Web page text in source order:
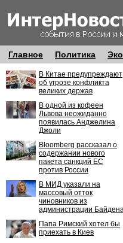
Главное Политика
В Китае предупреждают
об угрозе конфликта
великих держав
В одной из кофеен
Львова неожиданно
появилась Анджелина
Джоли
Bloomberg рассказал о
содержании нового
пакета санкций ЕС
против России
В МИД указали на
массовый отток
чиновников из
администрации
Папа Римский хотел бы
приехать в Киев